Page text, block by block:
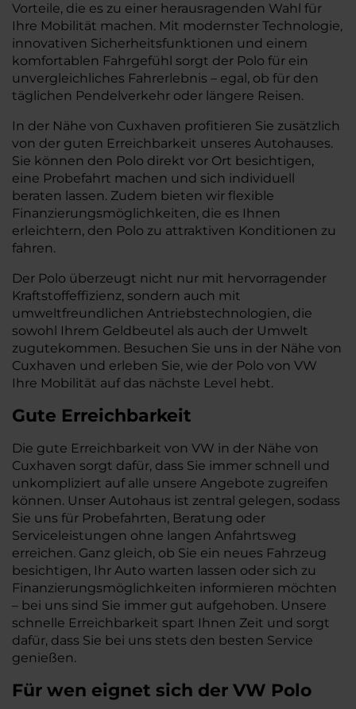
Vorteile, die es zu einer herausragenden Wahl für
Ihre Mobilität machen. Mit modernster Technologie,
innovativen Sicherheitsfunktionen und einem
komfortablen Fahrgefühl sorgt der Polo für ein
unvergleichliches Fahrerlebnis – egal, ob für den
täglichen Pendelverkehr oder längere Reisen.
In der Nähe von Cuxhaven profitieren Sie zusätzlich
von der guten Erreichbarkeit unseres Autohauses.
Sie können den Polo direkt vor Ort besichtigen,
eine Probefahrt machen und sich individuell
beraten lassen. Zudem bieten wir flexible
Finanzierungsmöglichkeiten, die es Ihnen
erleichtern, den Polo zu attraktiven Konditionen zu
fahren.
Der Polo überzeugt nicht nur mit hervorragender
Kraftstoffeffizienz, sondern auch mit
umweltfreundlichen Antriebstechnologien, die
sowohl Ihrem Geldbeutel als auch der Umwelt
zugutekommen. Besuchen Sie uns in der Nähe von
Cuxhaven und erleben Sie, wie der Polo von VW
Ihre Mobilität auf das nächste Level hebt.
Gute Erreichbarkeit
Die gute Erreichbarkeit von VW in der Nähe von
Cuxhaven sorgt dafür, dass Sie immer schnell und
unkompliziert auf alle unsere Angebote zugreifen
können. Unser Autohaus ist zentral gelegen, sodass
Sie uns für Probefahrten, Beratung oder
Serviceleistungen ohne langen Anfahrtsweg
erreichen. Ganz gleich, ob Sie ein neues Fahrzeug
besichtigen, Ihr Auto warten lassen oder sich zu
Finanzierungsmöglichkeiten informieren möchten
– bei uns sind Sie immer gut aufgehoben. Unsere
schnelle Erreichbarkeit spart Ihnen Zeit und sorgt
dafür, dass Sie bei uns stets den besten Service
genießen.
Für wen eignet sich der VW Polo